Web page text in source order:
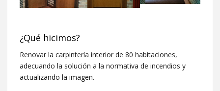
¿Qué hicimos?
Renovar la carpintería interior de 80 habitaciones,
adecuando la solución a la normativa de incendios y
actualizando la imagen.